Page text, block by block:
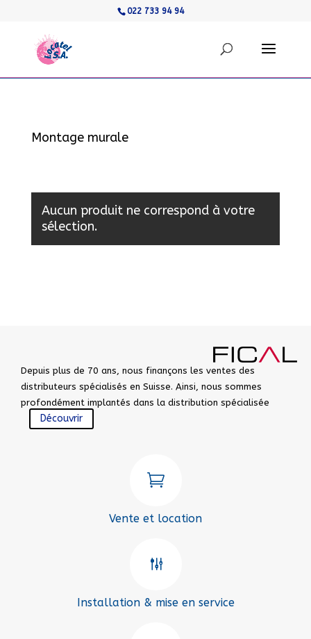
022 733 94 94
Montage murale
Aucun produit ne correspond à votre
sélection.
Depuis plus de 70 ans, nous finançons les ventes des
distributeurs spécialisés en Suisse. Ainsi, nous sommes
profondément implantés dans la distribution spécialisée
Découvrir

Vente et location
g
Installation & mise en service